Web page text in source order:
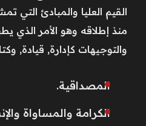
القيم العليا والمبادئ التي
منذ إطلاقه وهو الأمر الذي
والتوجيهات كإدارة, قيادة,
المصداقية.
الكرامة والمساواة